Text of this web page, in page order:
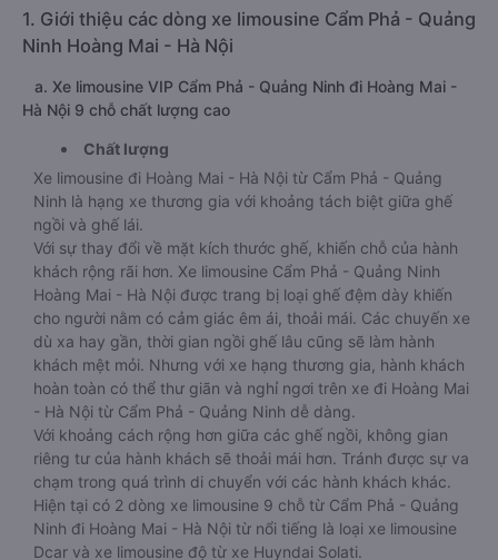
1. Giới thiệu các dòng xe limousine Cẩm Phả - Quảng
Ninh Hoàng Mai - Hà Nội
a. Xe limousine VIP Cẩm Phả - Quảng Ninh đi Hoàng Mai -
Hà Nội 9 chỗ chất lượng cao
Chất lượng
Xe limousine đi Hoàng Mai - Hà Nội từ Cẩm Phả - Quảng
Ninh là hạng xe thương gia với khoảng tách biệt giữa ghế
ngồi và ghế lái.
Với sự thay đổi về mặt kích thước ghế, khiến chỗ của hành
khách rộng rãi hơn. Xe limousine Cẩm Phả - Quảng Ninh
Hoàng Mai - Hà Nội được trang bị loại ghế đệm dày khiến
cho người nằm có cảm giác êm ái, thoải mái. Các chuyến xe
dù xa hay gần, thời gian ngồi ghế lâu cũng sẽ làm hành
khách mệt mỏi. Nhưng với xe hạng thương gia, hành khách
hoàn toàn có thể thư giãn và nghỉ ngơi trên xe đi Hoàng Mai
- Hà Nội từ Cẩm Phả - Quảng Ninh dễ dàng.
Với khoảng cách rộng hơn giữa các ghế ngồi, không gian
riêng tư của hành khách sẽ thoải mái hơn. Tránh được sự va
chạm trong quá trình di chuyển với các hành khách khác.
Hiện tại có 2 dòng xe limousine 9 chỗ từ Cẩm Phả - Quảng
Ninh đi Hoàng Mai - Hà Nội từ nổi tiếng là loại xe limousine
Dcar và xe limousine độ từ xe Huyndai Solati.